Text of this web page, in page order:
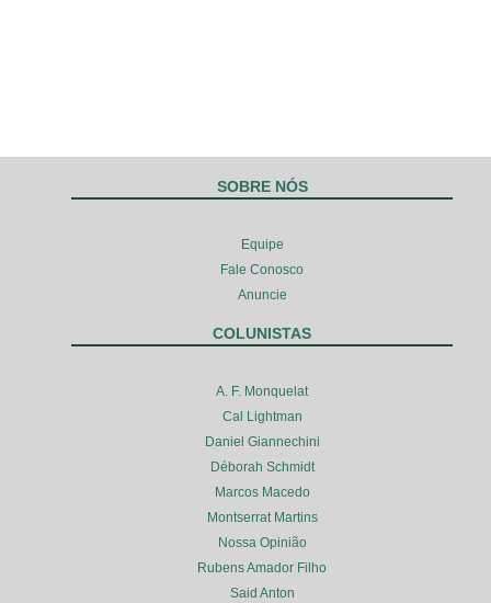
SOBRE NÓS
Equipe
Fale Conosco
Anuncie
COLUNISTAS
A. F. Monquelat
Cal Lightman
Daniel Giannechini
Déborah Schmidt
Marcos Macedo
Montserrat Martins
Nossa Opinião
Rubens Amador Filho
Said Anton